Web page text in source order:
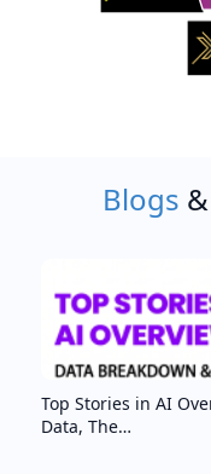
Blogs
Top Stories in AI
Data, The…